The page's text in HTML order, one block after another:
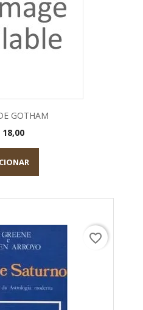
GOTHAM
18,00
favorite_border